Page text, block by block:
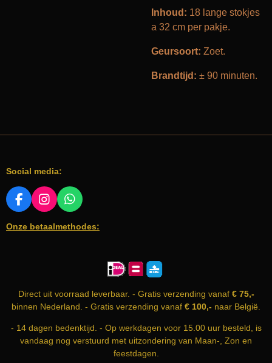
Inhoud: 18 lange stokjes
a 32 cm per pakje.
Geursoort: Zoet.
Brandtijd: ± 90 minuten.
Social media:
F
C
I
S
M
W
A
Onze betaalmethodes:
Direct uit voorraad leverbaar. - Gratis verzending vanaf€ 75,-
binnen Nederland. - Gratis verzending vanaf € 100,- naar België.
- 14 dagen bedenktijd. - Op werkdagen voor 15.00 uur besteld, is
vandaag nog verstuurd met uitzondering van Maan-, Zon en
feestdagen.